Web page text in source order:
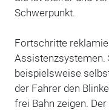
Schwerpunkt.
Fortschritte
Assistenzsystemen.
beispielsweise
der Fahrer den
frei Bahn zeigen.